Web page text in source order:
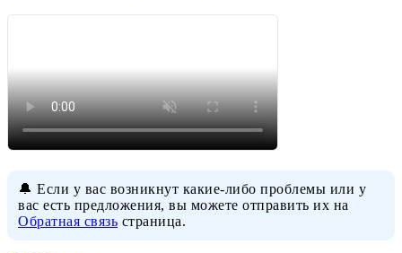
🔔 Если у вас возникнут какие-либо проблемы или у
вас есть предложения, вы можете отправить их на
Обратная связь страница.